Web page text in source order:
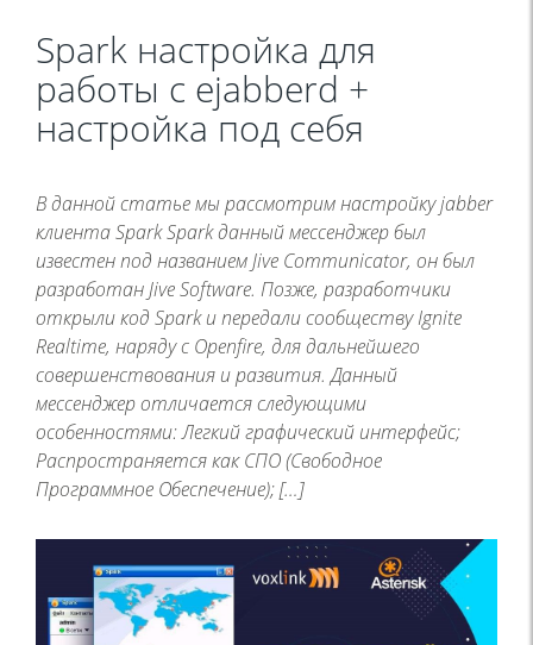
Spark настройка для
работы с ejabberd +
настройка под себя
В данной статье мы рассмотрим настройку jabber
клиента Spark Spark данный мессенджер был
известен под названием Jive Communicator, он был
разработан Jive Software. Позже, разработчики
открыли код Spark и передали сообществу Ignite
Realtime, наряду с Openfire, для дальнейшего
совершенствования и развития. Данный
мессенджер отличается следующими
особенностями: Легкий графический интерфейс;
Распространяется как СПО (Свободное
Программное Обеспечение); […]